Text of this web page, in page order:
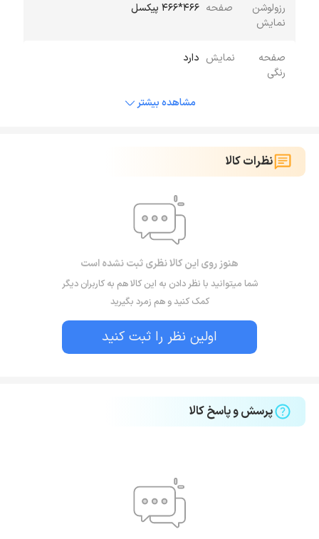
رزولوشن صفحه
نمایش
466*466 پیکسل
صفحه نمایش
رنگی
دارد
مشاهده بیشتر
نظرات کالا
هنوز روی این کالا نظری ثبت نشده است
شما میتوانید با نظر دادن به این کالا هم به کاربران دیگر
کمک کنید و هم زمرد بگیرید
اولین نظر را ثبت کنید
پرسش و پاسخ کالا